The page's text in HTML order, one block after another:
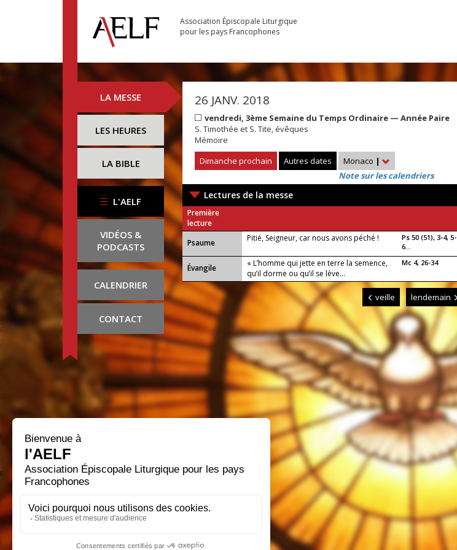
Association Épiscopale Liturgique
pour les pays Francophones
LA MESSE
LES HEURES
LA BIBLE
L'AELF
VIDÉOS &
PODCASTS
CALENDRIER
CONTACT
26 JANV. 2018
vendredi, 3ème Semaine du Temps Ordinaire — Année Paire
S. Timothée et S. Tite, évêques
Mémoire
Dimanche prochain
Autres dates Monaco |
Note sur les calendriers
Lectures de la messe
Première
lecture
Psaume
Pitié, Seigneur, car nous avons péché !
Ps 50 (51), 3-4, 5-
6...
Évangile
« L’homme qui jette en terre la semence,
qu’il dorme ou qu’il se lève...
Mc 4, 26-34
veille lendemain